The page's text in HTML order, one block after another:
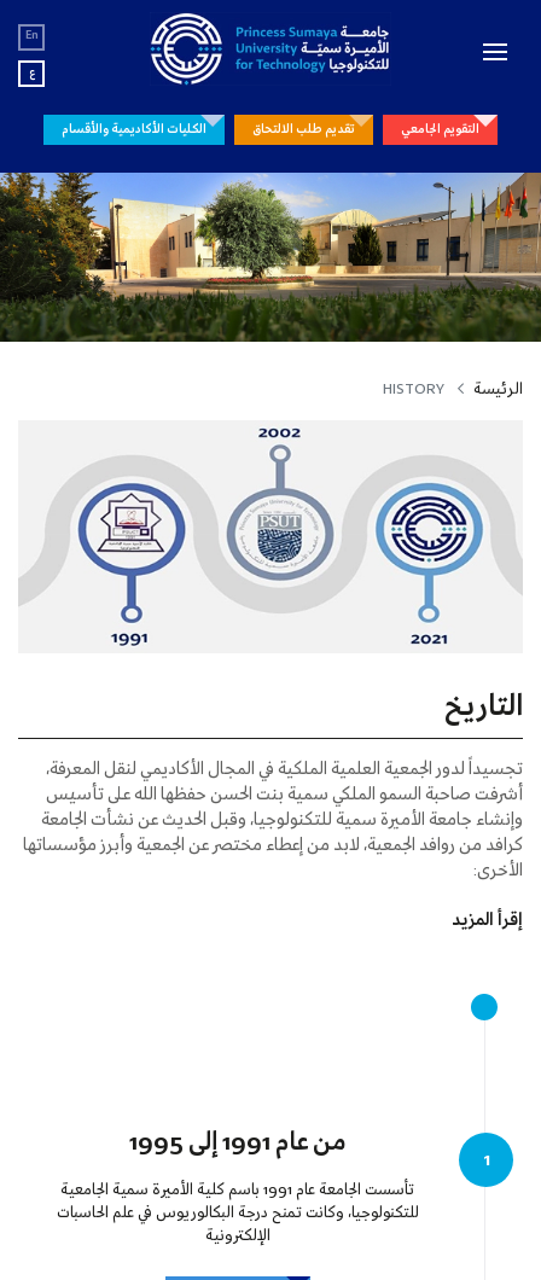
En
ع
التقويم الجامعي تقديم طلب الالتحاق الكليات الأكاديمية والأقسام
الرئيسة
التاريخ
تجسيداً لدور الجمعية العلمية الملكية في المجال الأكاديمي لنقل المعرفة،
أشرفت صاحبة السمو الملكي سمية بنت الحسن حفظها الله على تأسيس
وإنشاء جامعة الأميرة سمية للتكنولوجيا، وقبل الحديث عن نشأت الجامعة
كرافد من روافد الجمعية، لابد من إعطاء مختصر عن الجمعية وأبرز مؤسساتها
الأخرى:
إقرأ المزيد
1 من عام 1991 إلى 1995
تأسست الجامعة عام 1991 باسم كلية الأميرة سمية الجامعية
للتكنولوجيا، وكانت تمنح درجة البكالوريوس في علم الحاسبات
الإلكترونية